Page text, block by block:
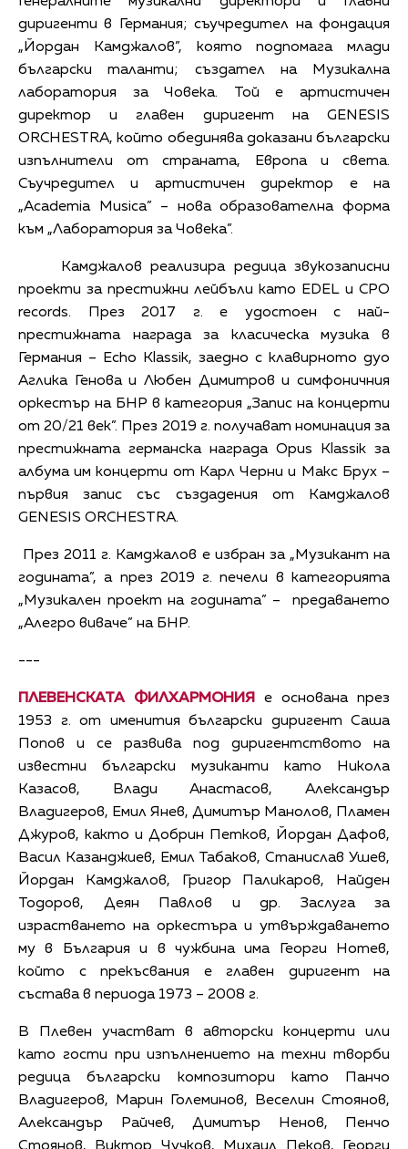
диригенти в Германия; съучредител на фондация
„Йордан Камджалов”, която подпомага млади
български таланти; създател на Музикална
лаборатория за Човека. Той е артистичен
директор и главен диригент на GENESIS
ORCHESTRA, който обединява доказани български
изпълнители от страната, Европа и света.
Съучредител и артистичен директор е на
„Academia Musica” – нова образователна форма
към „Лаборатория за Човека”.
Камджалов реализира редица звукозаписни
проекти за престижни лейбъли като EDEL и CPO
records. През 2017 г. е удостоен с най-
престижната награда за класическа музика в
Германия – Echo Klassik, заедно с клавирното дуо
Аглика Генова и Любен Димитров и симфоничния
оркестър на БНР в категория „Запис на концерти
от 20/21 век”. През 2019 г. получават номинация за
престижната германска награда Opus Klassik за
албума им концерти от Карл Черни и Макс Брух –
първия запис със създадения от Камджалов
GENESIS ORCHESTRA.
През 2011 г. Камджалов е избран за „Музикант на
годината”, а през 2019 г. печели в категорията
„Музикален проект на годината” – предаването
„Алегро виваче” на БНР.
---
ПЛЕВЕНСКАТА ФИЛХАРМОНИЯ
е основана през
1953 г. от именития български диригент Саша
Попов и се развива под диригентството на
известни български музиканти като Никола
Казасов, Влади Анастасов, Александър
Владигеров, Емил Янев, Димитър Манолов, Пламен
Джуров, както и Добрин Петков, Йордан Дафов,
Васил Казанджиев, Емил Табаков, Станислав Ушев,
Йордан Камджалов, Григор Паликаров, Найден
Тодоров, Деян Павлов и др. Заслуга за
израстването на оркестъра и утвърждаването
му в България и в чужбина има Георги Нотев,
който с прекъсвания е главен диригент на
състава в периода 1973 – 2008 г.
В Плевен участват в авторски концерти или
като гости при изпълнението на техни творби
редица български композитори като Панчо
Владигеров, Марин Големинов, Веселин Стоянов,
Александър Райчев, Димитър Ненов, Пенчо
Стоянов, Виктор Чучков, Михаил Пеков, Георги